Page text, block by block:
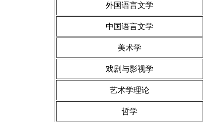
外国语言文学
中国语言文学
美术学
戏剧与影视学
艺术学理论
哲学